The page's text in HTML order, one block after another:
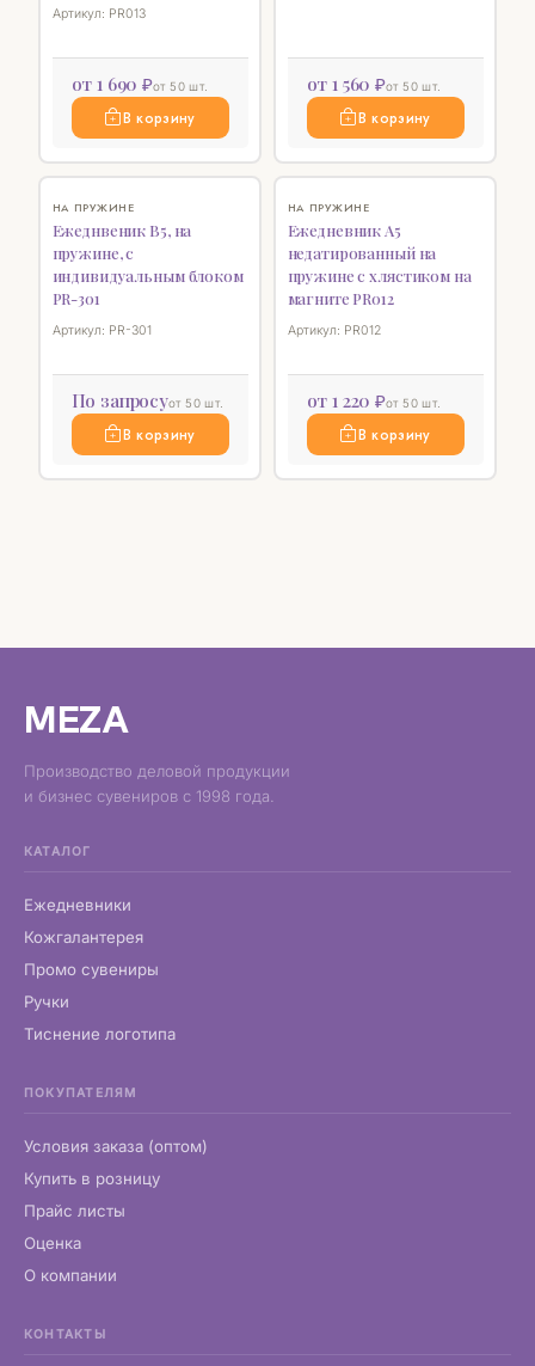
Артикул: PR013
от 1 690 ₽от 50 шт.
В корзину
от 1 560 ₽от 50 шт.
В корзину
НА ПРУЖИНЕ
Ежеднвеник В5, на
пружине, с
индивидуальным блоком
PR-301
Артикул: PR-301
По запросуот 50 шт.
В корзину
НОВИНКА
НА ПРУЖИНЕ
Ежедневник А5
недатированный на
пружине с хлястиком на
магните PR012
Артикул: PR012
от 1 220 ₽от 50 шт.
В корзину
MEZA
Производство деловой продукции
и бизнес сувениров с 1998 года.
КАТАЛОГ
Ежедневники
Кожгалантерея
Промо сувениры
Ручки
Тиснение логотипа
ПОКУПАТЕЛЯМ
Условия заказа (оптом)
Купить в розницу
Прайс листы
Оценка
О компании
КОНТАКТЫ